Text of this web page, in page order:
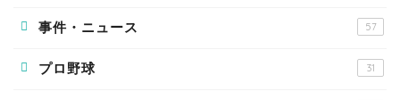
事件・ニュース 57
プロ野球 31